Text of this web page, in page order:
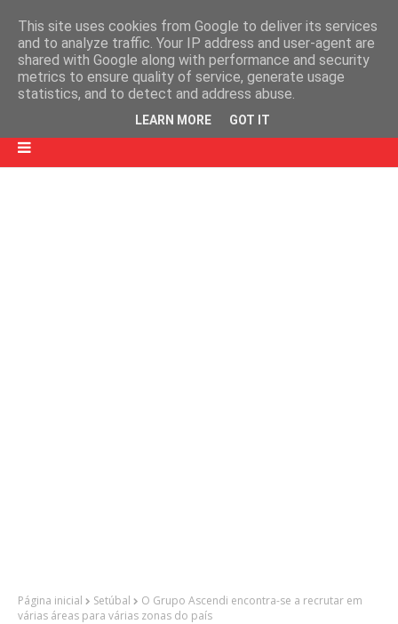
Página inicial Setúbal
O Grupo Ascendi encontra-se a recrutar em
várias áreas para várias zonas do país
This site uses cookies from Google to deliver its services
and to analyze traffic. Your IP address and user-agent are
shared with Google along with performance and security
metrics to ensure quality of service, generate usage
statistics, and to detect and address abuse.
LEARN MORE GOT IT